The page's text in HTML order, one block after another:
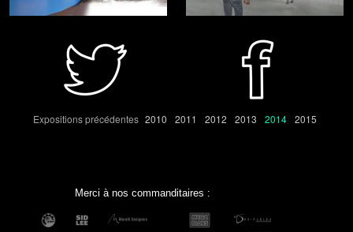
Expositions précédentes 2010 2011 2012 2013 2014 2015
Merci à nos commanditaires :